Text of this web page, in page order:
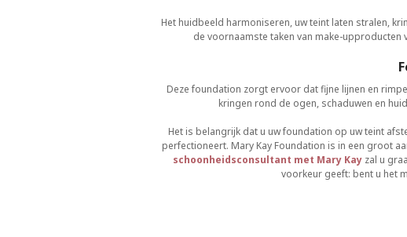
Het huidbeeld harmoniseren, uw teint laten stralen,
de voornaamste taken van make-
Deze foundation zorgt ervoor dat fijne lijnen en
kringen rond de ogen, schaduwen en
Het is belangrijk dat u uw foundation op uw teint
perfectioneert. Mary Kay Foundation is in een groot
schoonheidsconsultant met Mary Kayzal u
voorkeur geeft: bent u het